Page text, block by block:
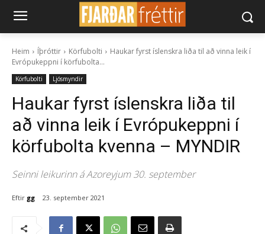
Heim Íþróttir Körfubolti
Haukar fyrst íslenskra liða til að vinna leik í
Evrópukeppni í körfubolta...
Körfubolti Ljósmyndir
Haukar fyrst íslenskra liða til
að vinna leik í Evrópukeppni í
körfubolta kvenna – MYNDIR
Seinni leikurinn á Azoreyjum 30. september
Eftir gg 23. september 2021